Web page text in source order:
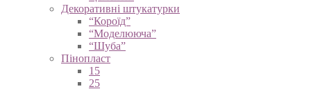
Декоративні штукатурки
“Короїд”
“Моделююча”
“Шуба”
Пінопласт
15
25